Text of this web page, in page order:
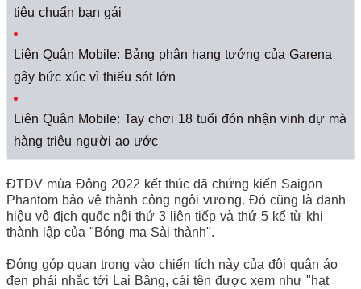
tiêu chuẩn bạn gái
Liên Quân Mobile: Bảng phân hạng tướng của Garena
gây bức xúc vì thiếu sót lớn
Liên Quân Mobile: Tay chơi 18 tuổi đón nhận vinh dự mà
hàng triệu người ao ước
ĐTDV mùa Đông 2022 kết thúc đã chứng kiến Saigon
Phantom bảo vệ thành công ngôi vương. Đó cũng là danh
hiệu vô địch quốc nội thứ 3 liên tiếp và thứ 5 kể từ khi
thành lập của "Bóng ma Sài thành".
Đóng góp quan trọng vào chiến tích này của đội quân áo
đen phải nhắc tới Lai Bâng, cái tên được xem như "hạt